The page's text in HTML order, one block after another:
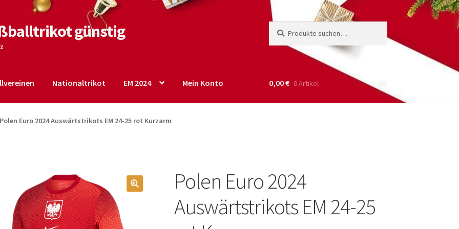
günstig
nach:
Nationaltrikot EM 2024 Mein Konto
Shop Startseite – English Warenkorb
0,00€ 0 Artikel
Polen Euro 2024 Auswärtstrikots EM 24-25 rot Kurzarm
Polen Euro 2024
Auswärtstrikots EM 24-25